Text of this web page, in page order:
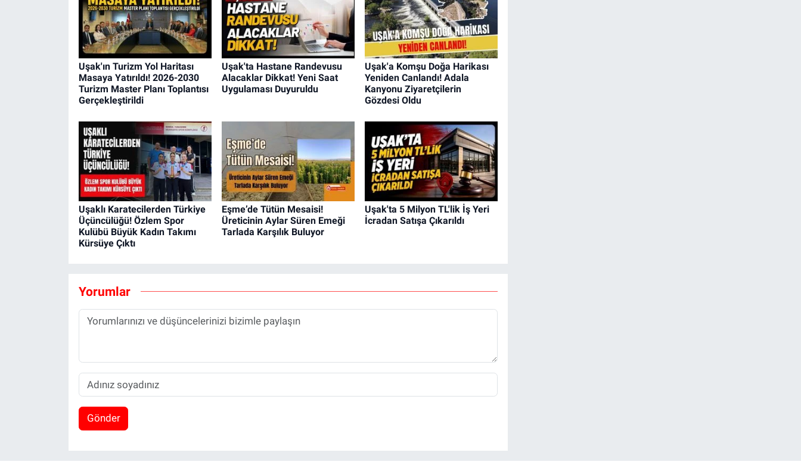
Uşak'ın Turizm Yol Haritası
Masaya Yatırıldı! 2026-2030
Turizm Master Planı Toplantısı
Gerçekleştirildi
Uşak'ta Hastane Randevusu
Alacaklar Dikkat! Yeni Saat
Uygulaması Duyuruldu
Uşak'a Komşu Doğa Harikası
Yeniden Canlandı! Adala
Kanyonu Ziyaretçilerin
Gözdesi Oldu
Uşaklı Karatecilerden Türkiye
Üçüncülüğü! Özlem Spor
Kulübü Büyük Kadın Takımı
Kürsüye Çıktı
Eşme’de Tütün Mesaisi!
Üreticinin Aylar Süren Emeği
Tarlada Karşılık Buluyor
Uşak'ta 5 Milyon TL'lik İş Yeri
İcradan Satışa Çıkarıldı
Yorumlar
Gönder